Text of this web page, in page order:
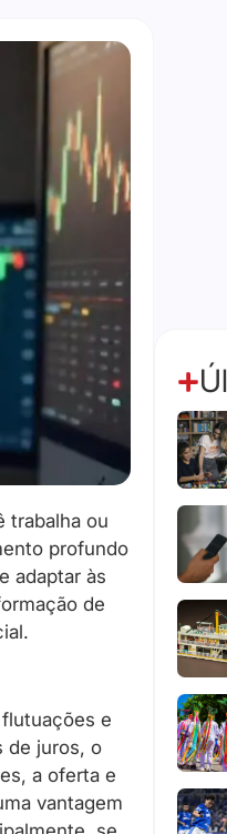
trabalha ou
profundo
adaptar às
de
e
de juros, o
a oferta e
vantagem